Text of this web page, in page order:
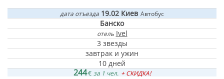
дата отъезда 19.02 Киев Автобус
Банско
отель Ivel
3 звезды
завтрак и ужин
10 дней
244€ за 1 чел. + СКИДКА!